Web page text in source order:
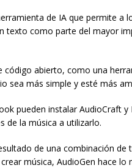
de IA que permite a
texto como parte del mayor
código abierto, como una
sea más simple y esté más
pueden instalar AudioCraft
de la música a utilizarlo.
de una combinación de
música, AudioGen hace